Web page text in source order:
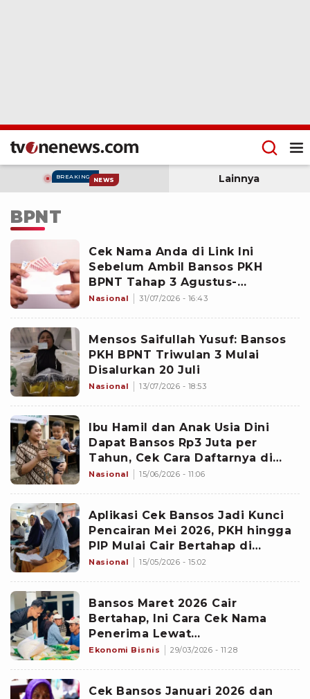
BREAKING NEWS Lainnya
BPNT
Cek Nama Anda di Link Ini
Sebelum Ambil Bansos PKH
BPNT Tahap 3 Agustus-
September 2026
Nasional 31/07/2026 - 16:43
Mensos Saifullah Yusuf: Bansos
PKH BPNT Triwulan 3 Mulai
Disalurkan 20 Juli
Nasional 13/07/2026 - 18:53
Ibu Hamil dan Anak Usia Dini
Dapat Bansos Rp3 Juta per
Tahun, Cek Cara Daftarnya di
Sini
Nasional 15/06/2026 - 11:06
Aplikasi Cek Bansos Jadi Kunci
Pencairan Mei 2026, PKH hingga
PIP Mulai Cair Bertahap di
Sejumlah Daerah
Nasional 15/05/2026 - 15:02
Bansos Maret 2026 Cair
Bertahap, Ini Cara Cek Nama
Penerima Lewat
cekbansos.kemensos.go.id
Ekonomi Bisnis 29/03/2026 - 11:28
Cek Bansos Januari 2026 dan